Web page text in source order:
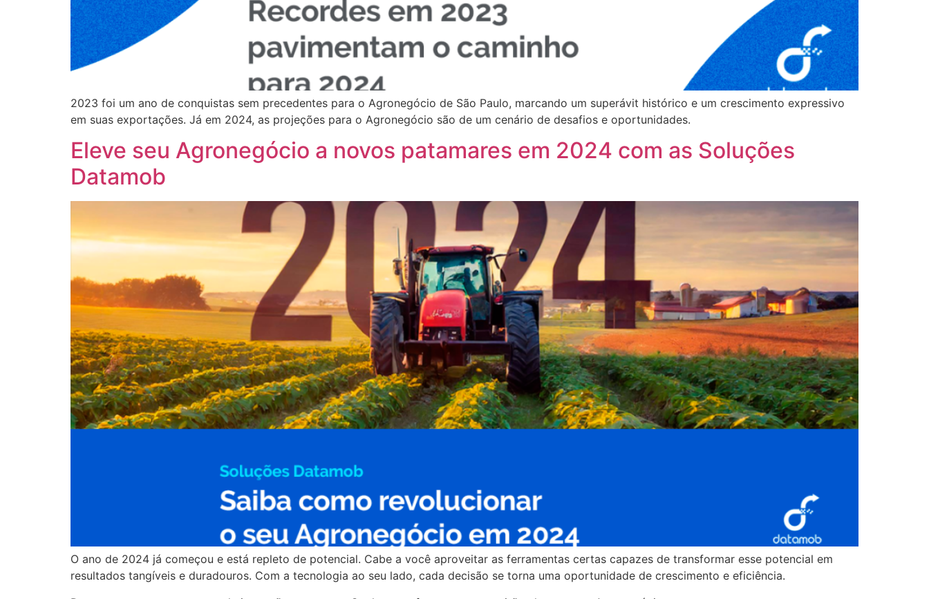
2023 foi um ano de conquistas sem precedentes para o Agronegócio de São Paulo, marcando um superávit histórico e um crescimento expressivo
em suas exportações. Já em 2024, as projeções para o Agronegócio são de um cenário de desafios e oportunidades.
Eleve seu Agronegócio a novos patamares em 2024 com as Soluções
Datamob
O ano de 2024 já começou e está repleto de potencial. Cabe a você aproveitar as ferramentas certas capazes de transformar esse potencial em
resultados tangíveis e duradouros. Com a tecnologia ao seu lado, cada decisão se torna uma oportunidade de crescimento e eficiência.